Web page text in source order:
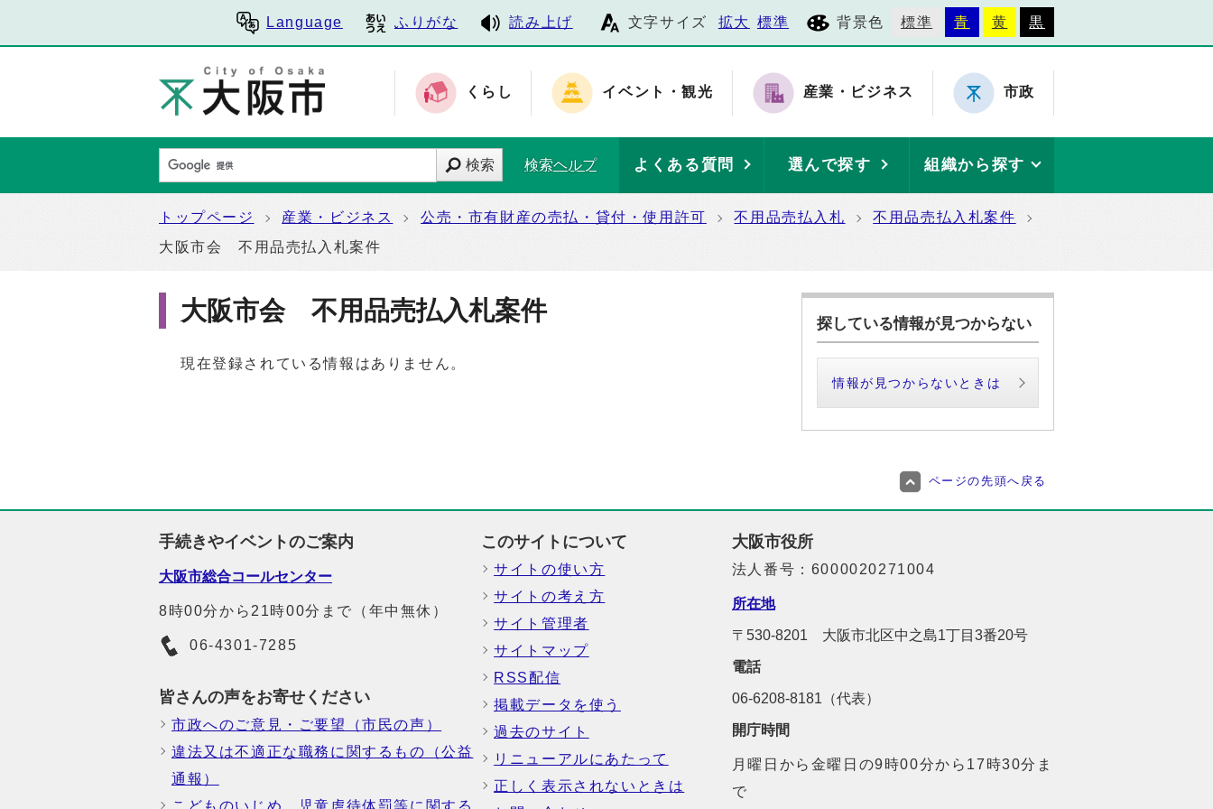
Language ふりがな 読み上げ 文字サイズ 拡大 標準 背景色 標準 青 黄 黒
くらし イベント・観光 産業・ビジネス 市政
検索 検索ヘルプ よくある質問 選んで探す 組織から探す
トップページ 産業・ビジネス 公売・市有財産の売払・貸付・使用許可 不用品売払入札
不用品売払入札案件
大阪市会 不用品売払入札案件
大阪市会 不用品売払入札案件
現在登録されている情報はありません。
探している情報が見つからない
情報が見つからないときは
ページの先頭へ戻る
手続きやイベントのご案内
大阪市総合コールセンター
8時00分から21時00分まで（年中無休）
06-4301-7285
皆さんの声をお寄せください
市政へのご意見・ご要望（市民の声）
違法又は不適正な職務に関するもの（公益
通報）
こどものいじめ、児童虐待体罰等に関する
このサイトについて
サイトの使い方
サイトの考え方
サイト管理者
サイトマップ
RSS配信
掲載データを使う
過去のサイト
リニューアルにあたって
正しく表示されないときは
大阪市役所
法人番号：6000020271004
所在地
〒530-8201 大阪市北区中之島1丁目3番20号
電話
06-6208-8181（代表）
開庁時間
月曜日から金曜日の9時00分から17時30分ま
で